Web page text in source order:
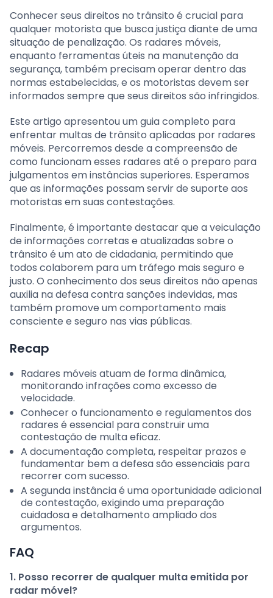
Conhecer seus direitos no trânsito é crucial para
qualquer motorista que busca justiça diante de uma
situação de penalização. Os radares móveis,
enquanto ferramentas úteis na manutenção da
segurança, também precisam operar dentro das
normas estabelecidas, e os motoristas devem ser
informados sempre que seus direitos são infringidos.
Este artigo apresentou um guia completo para
enfrentar multas de trânsito aplicadas por radares
móveis. Percorremos desde a compreensão de
como funcionam esses radares até o preparo para
julgamentos em instâncias superiores. Esperamos
que as informações possam servir de suporte aos
motoristas em suas contestações.
Finalmente, é importante destacar que a veiculação
de informações corretas e atualizadas sobre o
trânsito é um ato de cidadania, permitindo que
todos colaborem para um tráfego mais seguro e
justo. O conhecimento dos seus direitos não apenas
auxilia na defesa contra sanções indevidas, mas
também promove um comportamento mais
consciente e seguro nas vias públicas.
Recap
Radares móveis atuam de forma dinâmica,
monitorando infrações como excesso de
velocidade.
Conhecer o funcionamento e regulamentos dos
radares é essencial para construir uma
contestação de multa eficaz.
A documentação completa, respeitar prazos e
fundamentar bem a defesa são essenciais para
recorrer com sucesso.
A segunda instância é uma oportunidade adicional
de contestação, exigindo uma preparação
cuidadosa e detalhamento ampliado dos
argumentos.
FAQ
1. Posso recorrer de qualquer multa emitida por
radar móvel?